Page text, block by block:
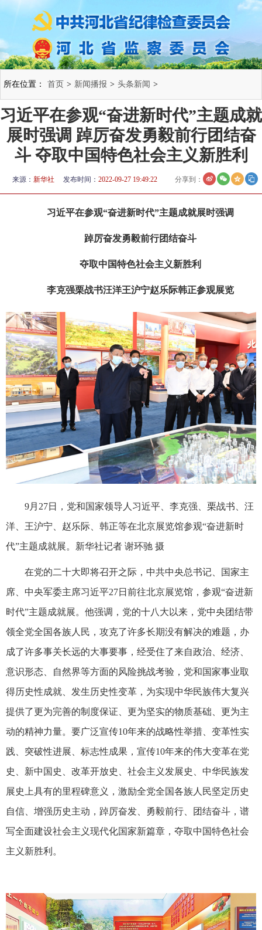
所在位置： 首页 > 新闻播报 > 头条新闻 >
习近平在参观“奋进新时代”主题成就
展时强调 踔厉奋发勇毅前行团结奋
斗 夺取中国特色社会主义新胜利
来源： 新华社 发布时间： 2022-09-27 19:49:22 分享到：
习近平在参观“奋进新时代”主题成就展时强调
踔厉奋发勇毅前行团结奋斗
夺取中国特色社会主义新胜利
李克强栗战书汪洋王沪宁赵乐际韩正参观展览
9月27日，党和国家领导人习近平、李克强、栗战书、汪
洋、王沪宁、赵乐际、韩正等在北京展览馆参观“奋进新时
代”主题成就展。新华社记者 谢环驰 摄
在党的二十大即将召开之际，中共中央总书记、国家主
席、中央军委主席习近平27日前往北京展览馆，参观“奋进新
时代”主题成就展。他强调，党的十八大以来，党中央团结带
领全党全国各族人民，攻克了许多长期没有解决的难题，办
成了许多事关长远的大事要事，经受住了来自政治、经济、
意识形态、自然界等方面的风险挑战考验，党和国家事业取
得历史性成就、发生历史性变革，为实现中华民族伟大复兴
提供了更为完善的制度保证、更为坚实的物质基础、更为主
动的精神力量。要广泛宣传10年来的战略性举措、变革性实
践、突破性进展、标志性成果，宣传10年来的伟大变革在党
史、新中国史、改革开放史、社会主义发展史、中华民族发
展史上具有的里程碑意义，激励全党全国各族人民坚定历史
自信、增强历史主动，踔厉奋发、勇毅前行、团结奋斗，谱
写全面建设社会主义现代化国家新篇章，夺取中国特色社会
主义新胜利。